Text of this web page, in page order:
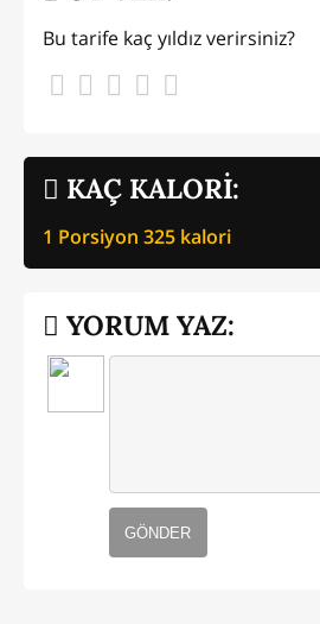
KAÇ KALORİ:
1 Porsiyon 325 kalori
Bu tarife kaç yıldız verirsiniz?
YORUM YAZ:
GÖNDER